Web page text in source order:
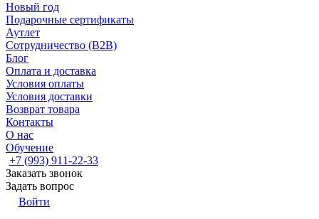
Новый год
Подарочные сертификаты
Аутлет
Сотрудничество (B2B)
Блог
Оплата и доставка
Условия оплаты
Условия доставки
Возврат товара
Контакты
О нас
Обучение
+7 (993) 911-22-33
Заказать звонок
Задать вопрос
Войти